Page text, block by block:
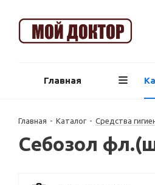
Главная
Главная - Каталог - Средства
Себозол